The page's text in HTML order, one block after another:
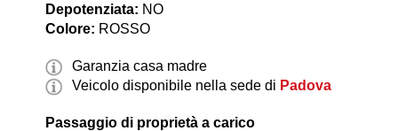
Depotenziata: NO
Colore: ROSSO
Garanzia casa madre
Veicolo disponibile nella sede di Padova
Passaggio di proprietà a carico